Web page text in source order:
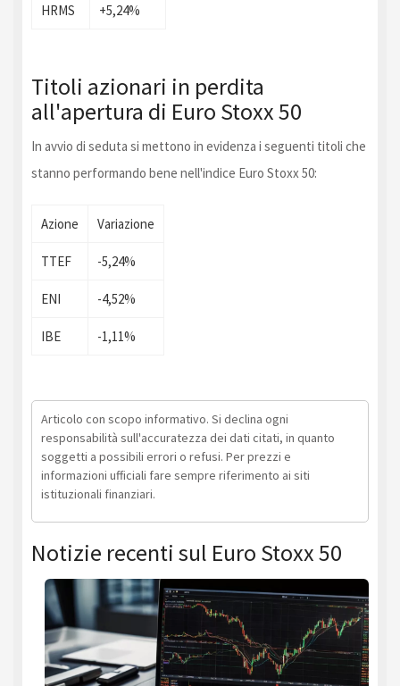
HRMS +5,24%
Titoli azionari in perdita
all'apertura di Euro Stoxx 50
In avvio di seduta si mettono in evidenza i seguenti titoli che
stanno performando bene nell'indice Euro Stoxx 50:
Azione Variazione
TTEF -5,24%
ENI -4,52%
IBE -1,11%
Articolo con scopo informativo. Si declina ogni
responsabilità sull'accuratezza dei dati citati, in quanto
soggetti a possibili errori o refusi. Per prezzi e
informazioni ufficiali fare sempre riferimento ai siti
istituzionali finanziari.
Notizie recenti sul Euro Stoxx 50